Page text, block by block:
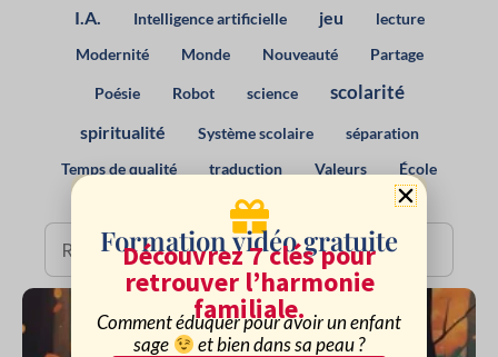
I.A. Intelligence artificielle jeu
lecture
Modernité
Monde Nouveauté Partage
Poésie Robot science scolarité
spiritualité Système scolaire
séparation
Temps de qualité
traduction Valeurs
École
Émotions éducation
Formation vidéo gratuite
Découvrez 7 clés pour
retrouver l’harmonie
familiale.
Comment éduquer pour avoir un enfant
sage
et bien dans sa peau ?